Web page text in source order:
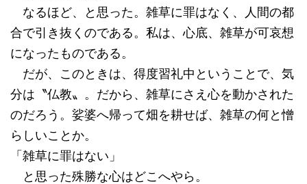
なるほど、と思った。雑草に罪はなく、人間の都
合で引き抜くのである。私は、心底、雑草が可哀想
になったものである。
だが、このときは、得度習礼中ということで、気
分は〝仏教〟。だから、雑草にさえ心を動かされた
のだろう。娑婆へ帰って畑を耕せば、雑草の何と憎
らしいことか。
「雑草に罪はない」
と思った殊勝な心はどこへやら。